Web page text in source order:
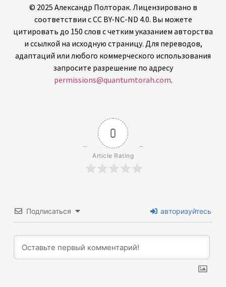
© 2025 Александр Полторак. Лицензировано в
соответствии с CC BY-NC-ND 4.0. Вы можете
цитировать до 150 слов с четким указанием авторства
и ссылкой на исходную страницу. Для переводов,
адаптаций или любого коммерческого использования
запросите разрешение по адресу
permissions@quantumtorah.com.
0
Article Rating
Подписаться авторизуйтесь